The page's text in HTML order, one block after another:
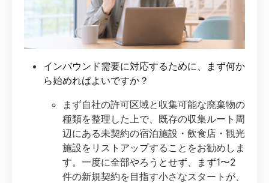
インバウンド需要に対応するために、まず何か
ら始めればよいですか？
まず自社の許可区域と収集可能な廃棄物の
種類を整理した上で、既存の収集ルート周
辺にある未契約の宿泊施設・飲食店・観光
施設をリストアップすることをお勧めしま
す。一度に全部やろうとせず、まず1〜2
件の新規契約を目指す小さなスタートが、